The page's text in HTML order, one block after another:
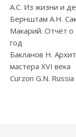
А.С. Из жизни и
Бернштам А.Н.
Макарий. Отчёт о
год
Бакланов Н.
мастера XVI века
Curzon G.N.